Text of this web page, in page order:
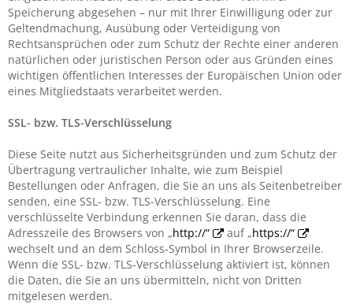
Speicherung abgesehen – nur mit Ihrer Einwilligung oder zur
Geltendmachung, Ausübung oder Verteidigung von
Rechtsansprüchen oder zum Schutz der Rechte einer anderen
natürlichen oder juristischen Person oder aus Gründen eines
wichtigen öffentlichen Interesses der Europäischen Union oder
eines Mitgliedstaats verarbeitet werden.
SSL- bzw. TLS-Verschlüsselung
Diese Seite nutzt aus Sicherheitsgründen und zum Schutz der
Übertragung vertraulicher Inhalte, wie zum Beispiel
Bestellungen oder Anfragen, die Sie an uns als Seitenbetreiber
senden, eine SSL- bzw. TLS-Verschlüsselung. Eine
verschlüsselte Verbindung erkennen Sie daran, dass die
Adresszeile des Browsers von „http://“ auf „https://“
wechselt und an dem Schloss-Symbol in Ihrer Browserzeile.
Wenn die SSL- bzw. TLS-Verschlüsselung aktiviert ist, können
die Daten, die Sie an uns übermitteln, nicht von Dritten
mitgelesen werden.